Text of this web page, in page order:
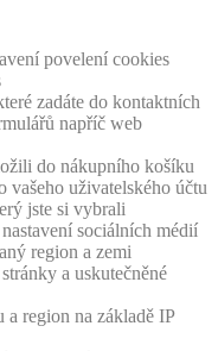
povelení cookies
zadáte do kontaktních
napříč web
do nákupního košíku
vašeho uživatelského účtu
jste si vybrali
sociálních médií
region a zemi
a uskutečněné
region na základě IP